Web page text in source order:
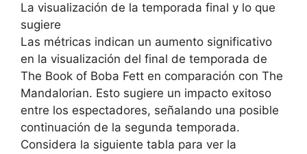
La visualización de la temporada final y lo que
sugiere
Las métricas indican un aumento significativo
en la visualización del final de temporada de
The Book of Boba Fett en comparación con The
Mandalorian. Esto sugiere un impacto exitoso
entre los espectadores, señalando una posible
continuación de la segunda temporada.
Considera la siguiente tabla para ver la